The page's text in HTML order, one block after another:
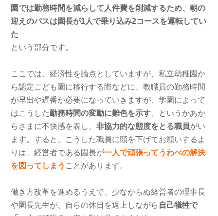
園では勤務時間を減らして人件費を削減するため、朝の
迎えのバスは園長が1人で乗り込み2コースを運転してい
た
という部分です。
ここでは、経済性を論点としていますが、私立幼稚園か
ら認定こども園に移行する際などに、教職員の勤務時間
が早出や遅番が必要になっていきますが、学園によって
はこうした勤務時間の変動に難色を示す、というかあか
らさまに不快感を表し、非協力的な態度をとる職員がい
ます。すると、こうした職員に頭を下げてお願いするよ
りは、経営者である園長が一人で頑張ってうわべの解決
を図ってしまう ことがあります。
働き方改革を進めるうえで、少なからぬ経営者の理事長
や園長先生が、自らの休日を返上しながら 自己犠牲で